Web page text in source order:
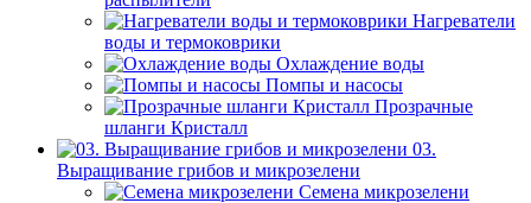
Нагреватели
воды и термоковрики
Охлаждение воды
Помпы и насосы
Прозрачные
шланги Кристалл
03.
Выращивание грибов и микрозелени
Семена микрозелени